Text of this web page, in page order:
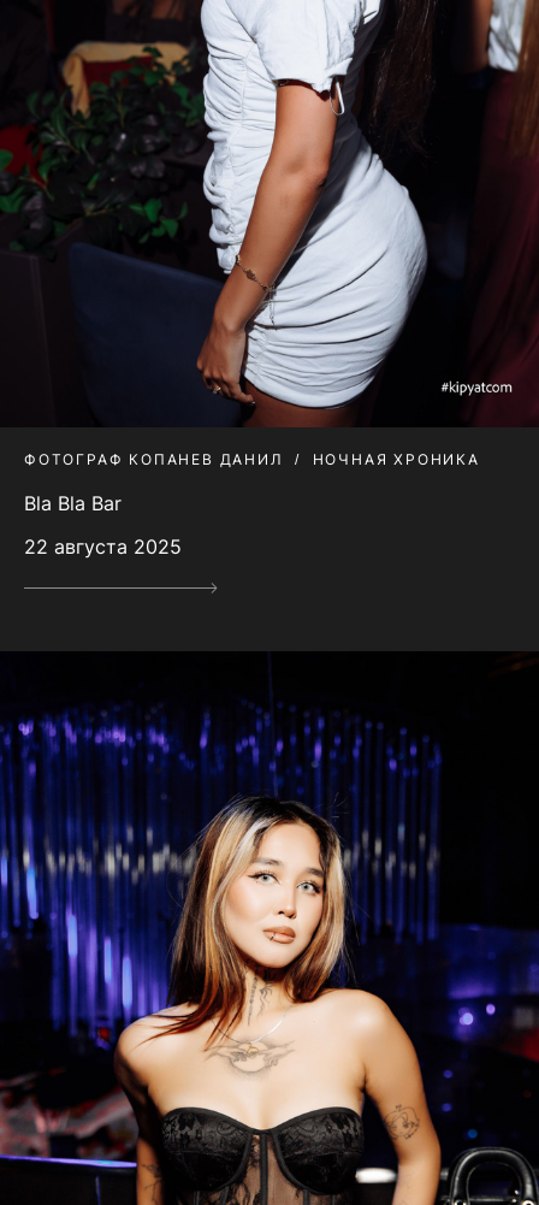
ФОТОГРАФ КОПАНЕВ ДАНИЛ НОЧНАЯ ХРОНИКА
Bla Bla Bar
22 августа 2025